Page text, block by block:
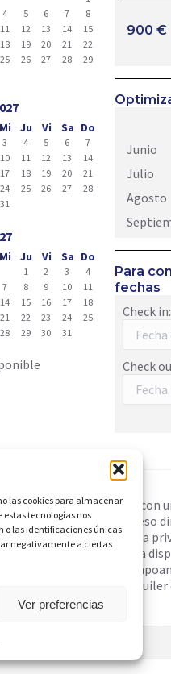
las cookies para almacenar
tecnologías nos
o las identificaciones únicas
negativamente a ciertas
Ver preferencias
4 5 6 7
8
11 12 13 14
15
18 19 20 21
22
25 26 27 28
29
Mi Ju Vi Sa Do
3 4 5 6
7
10 11 12 13
14
17 18 19 20
21
24 25 26 27
28
31
Mi Ju Vi Sa Do
1 2 3
4
7 8 9 10
11
14 15 16 17
18
21 22 23 24
25
28 29 30 31
900 €
Junio
Julio
Agosto
Para
fechas
Check in:
Check
La vivienda cuenta con
y luminoso, con acceso
y salida a una terraza
En total, la vivienda
más bonitas de
de 11 noches.